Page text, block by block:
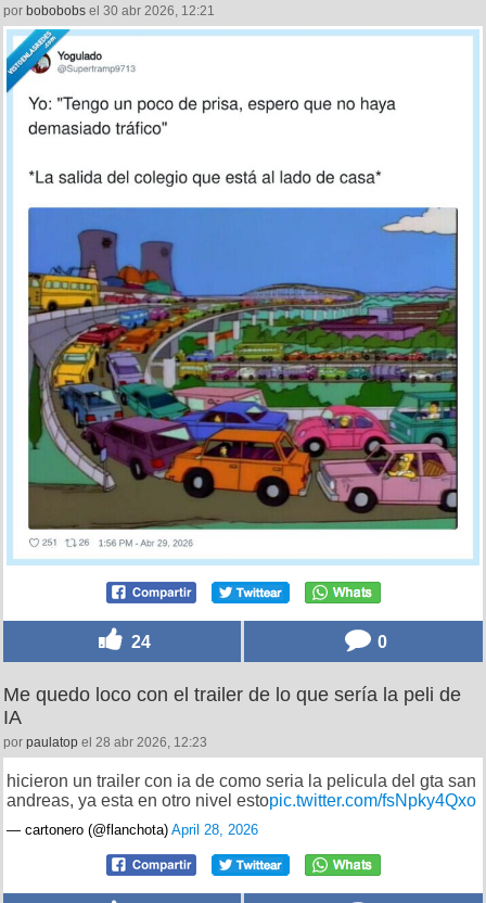
por bobobobs el 30 abr 2026, 12:21
24 0
Me quedo loco con el trailer de lo que sería la peli de
IA
por paulatop el 28 abr 2026, 12:23
hicieron un trailer con ia de como seria la pelicula del gta san
andreas, ya esta en otro nivel estopic.twitter.com/fsNpky4Qxo
— cartonero (@flanchota) April 28, 2026